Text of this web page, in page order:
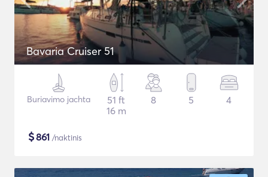
Bavaria Cruiser 51
Buriavimo jachta
51 ft
16 m
8 5 4
$861 /naktinis